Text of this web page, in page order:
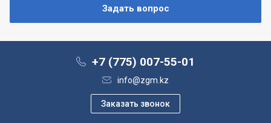
+7 (775) 007-55-01
info@zgm.kz